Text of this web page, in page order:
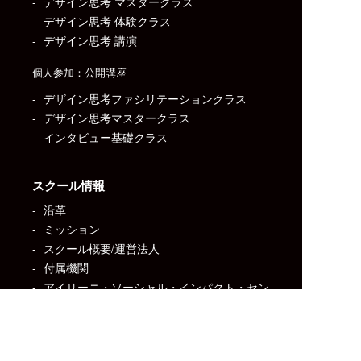
デザイン思考 体験クラス
デザイン思考 講演
個人参加：公開講座
デザイン思考ファシリテーションクラス
デザイン思考マスタークラス
インタビュー基礎クラス
スクール情報
沿革
ミッション
スクール概要/運営法人
付属機関
アイリーニ・ソーシャル・インパクト・セン